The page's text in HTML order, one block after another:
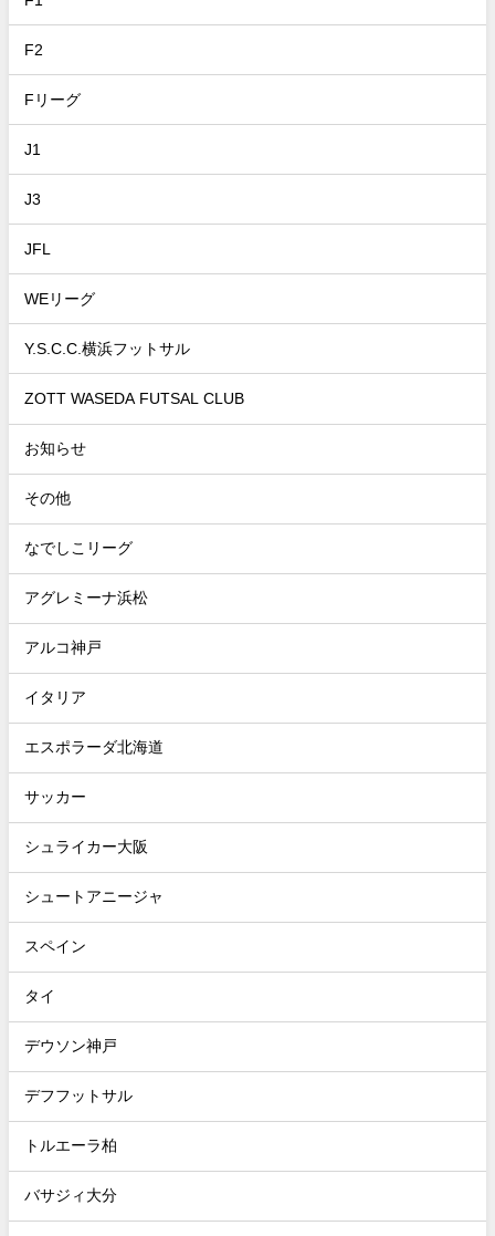
F2
Fリーグ
J1
J3
JFL
WEリーグ
Y.S.C.C.横浜フットサル
ZOTT WASEDA FUTSAL CLUB
お知らせ
その他
なでしこリーグ
アグレミーナ浜松
アルコ神戸
イタリア
エスポラーダ北海道
サッカー
シュライカー大阪
シュートアニージャ
スペイン
タイ
デウソン神戸
デフフットサル
トルエーラ柏
バサジィ大分